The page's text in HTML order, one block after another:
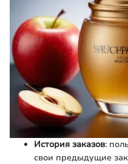
История заказов:
свои предыдущие